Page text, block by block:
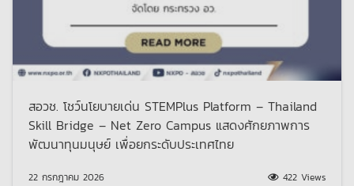
สอวช. โชว์นโยบายเด่น STEMPlus Platform – Thailand
Skill Bridge – Net Zero Campus แสดงศักยภาพการ
พัฒนาทุนมนุษย์ เพื่อยกระดับประเทศไทย
22 กรกฎาคม 2026 422 Views